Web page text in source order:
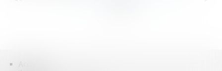
Accueil